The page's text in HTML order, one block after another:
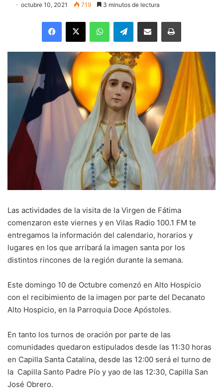
octubre 10, 2021 719 3 minutos de lectura
Facebook
X WhatsAppTelegramEnviar vía email Imprimir
Las actividades de la visita de la Virgen de Fátima
comenzaron este viernes y en Vilas Radio 100.1 FM te
entregamos la información del calendario, horarios y
lugares en los que arribará la imagen santa por los
distintos rincones de la región durante la semana.
Este domingo 10 de Octubre comenzó en Alto Hospicio
con el recibimiento de la imagen por parte del Decanato
Alto Hospicio, en la Parroquia Doce Apóstoles.
En tanto los turnos de oración por parte de las
comunidades quedaron estipulados desde las 11:30 horas
en Capilla Santa Catalina, desde las 12:00 será el turno de
la Capilla Santo Padre Pío y yao de las 12:30, Capilla San
José Obrero.